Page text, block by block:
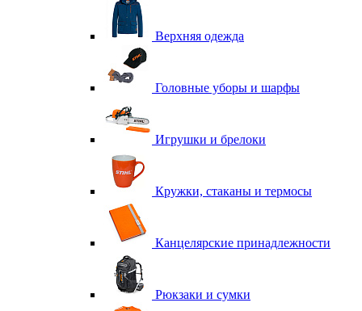
Верхняя одежда
Головные уборы и шарфы
Игрушки и брелоки
Кружки, стаканы и термосы
Канцелярские принадлежности
Рюкзаки и сумки